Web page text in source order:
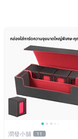
潤發小舖 11